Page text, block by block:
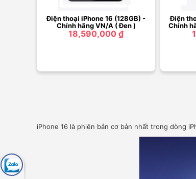
Điện thoại iPhone 16 (128GB) -
Chính hãng VN/A ( Đen )
18,590,000 ₫
Điện
Chính
iPhone 16 là phiên bản cơ bản nhất trong dòng